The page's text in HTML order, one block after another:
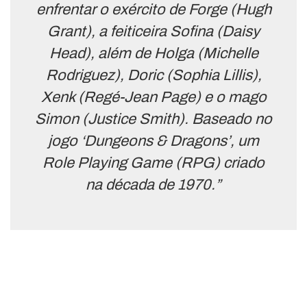
enfrentar o exército de Forge (Hugh
Grant), a feiticeira Sofina (Daisy
Head), além de Holga (Michelle
Rodriguez), Doric (Sophia Lillis),
Xenk (Regé-Jean Page) e o mago
Simon (Justice Smith). Baseado no
jogo ‘Dungeons & Dragons’, um
Role Playing Game (RPG) criado
na década de 1970.”